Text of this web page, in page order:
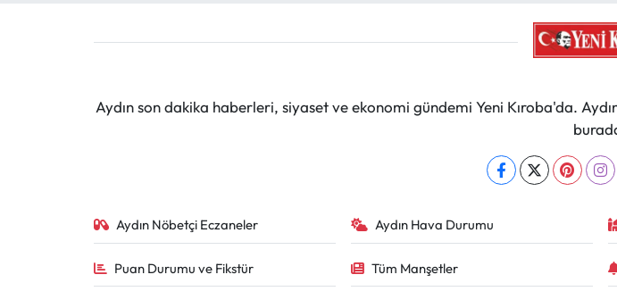
Aydın son dakika haberleri, siyaset ve ekonomi gündemi Yeni Kıroba'da.
Aydın Nöbetçi Eczaneler Aydın Hava Durumu
Puan Durumu ve Fikstür Tüm Manşetler